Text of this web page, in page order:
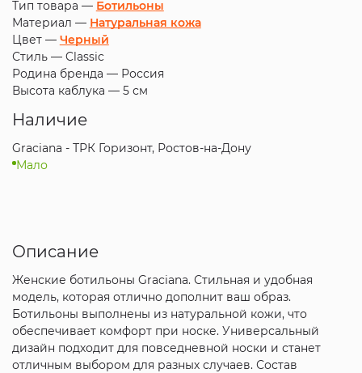
Тип товара — Ботильоны
Материал — Натуральная кожа
Цвет — Черный
Стиль — Classic
Родина бренда — Россия
Высота каблука — 5 см
Наличие
Graciana - ТРК Горизонт, Ростов-на-Дону
Мало
Описание
Женские ботильоны Graciana. Стильная и удобная
модель, которая отлично дополнит ваш образ.
Ботильоны выполнены из натуральной кожи, что
обеспечивает комфорт при носке. Универсальный
дизайн подходит для повседневной носки и станет
отличным выбором для разных случаев. Состав